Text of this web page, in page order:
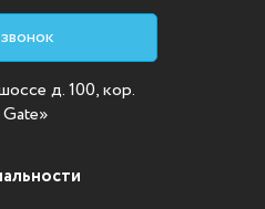
д. 100, кор.